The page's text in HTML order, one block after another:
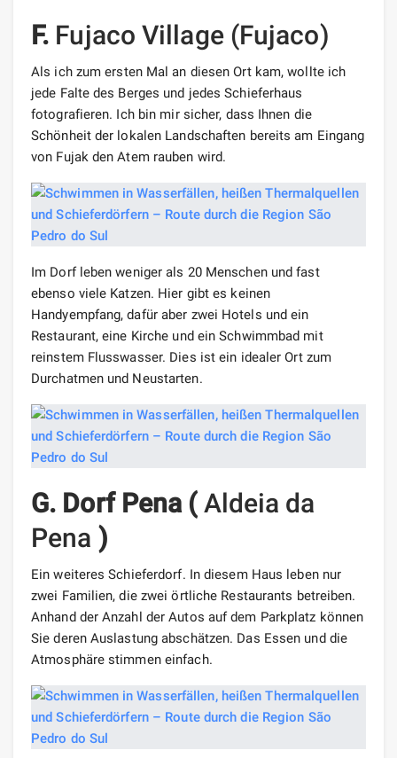
F. Fujaco Village (Fujaco)
Als ich zum ersten Mal an diesen Ort kam, wollte ich
jede Falte des Berges und jedes Schieferhaus
fotografieren. Ich bin mir sicher, dass Ihnen die
Schönheit der lokalen Landschaften bereits am Eingang
von Fujak den Atem rauben wird.
Im Dorf leben weniger als 20 Menschen und fast
ebenso viele Katzen. Hier gibt es keinen
Handyempfang, dafür aber zwei Hotels und ein
Restaurant, eine Kirche und ein Schwimmbad mit
reinstem Flusswasser. Dies ist ein idealer Ort zum
Durchatmen und Neustarten.
G. Dorf Pena (Aldeia da
Pena )
Ein weiteres Schieferdorf. In diesem Haus leben nur
zwei Familien, die zwei örtliche Restaurants betreiben.
Anhand der Anzahl der Autos auf dem Parkplatz können
Sie deren Auslastung abschätzen. Das Essen und die
Atmosphäre stimmen einfach.